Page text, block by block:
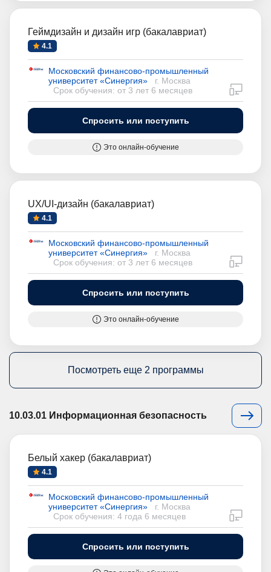
Геймдизайн и дизайн игр (бакалавриат)
4.1
Московский финансово-промышленный
университет «Синергия»
г. Москва
Срок обучения: от 3 лет 6 месяцев
Спросить или поступить
Это онлайн-обучение
UX/UI-дизайн (бакалавриат)
4.1
Московский финансово-промышленный
университет «Синергия»
г. Москва
Срок обучения: от 3 лет 6 месяцев
Спросить или поступить
Это онлайн-обучение
Посмотреть еще 2 программы
10.03.01 Информационная безопасность
Белый хакер (бакалавриат)
4.1
Московский финансово-промышленный
университет «Синергия»
г. Москва
Срок обучения: 4 года 6 месяцев
Спросить или поступить